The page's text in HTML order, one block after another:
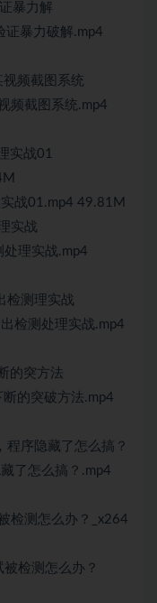
暴力解
证暴力破解.mp4
频截图系统
频截图系统.mp4
实战01
战01.mp4 49.81M
实战
理实战.mp4
检测理实战
检测处理实战.mp4
的突方法
的突破方法.mp4
序隐藏了怎么搞？
了怎么搞？.mp4
检测怎么办？_x264
检测怎么办？